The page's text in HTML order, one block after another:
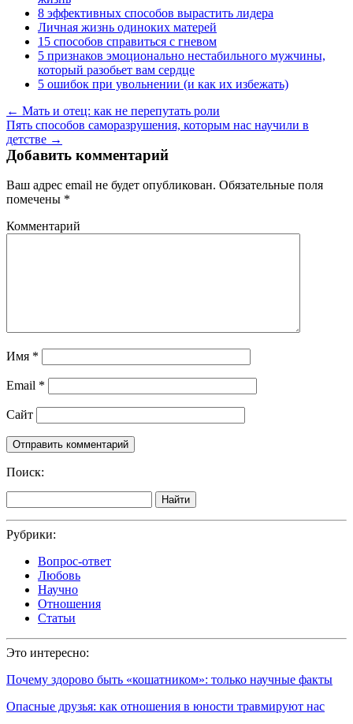
8 эффективных способов вырастить лидера
Личная жизнь одиноких матерей
15 способов справиться с гневом
5 признаков эмоционально нестабильного мужчины,
который разобьет вам сердце
5 ошибок при увольнении (и как их избежать)
← Мать и отец: как не перепутать роли
Пять способов саморазрушения, которым нас научили в
детстве →
Добавить комментарий
Ваш адрес email не будет опубликован. Обязательные поля
помечены *
Комментарий
Имя *
Email *
Сайт
Поиск:
Найти
Рубрики:
Вопрос-ответ
Любовь
Научно
Отношения
Статьи
Это интересно:
Почему здорово быть «кошатником»: только научные факты
Опасные друзья: как отношения в юности травмируют нас